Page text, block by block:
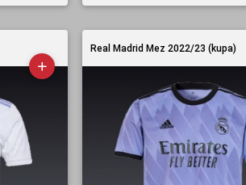
Real Madrid Mez 2022/23 (kupa)